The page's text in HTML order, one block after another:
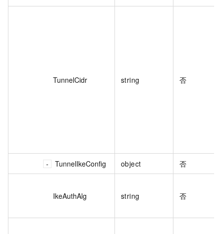
TunnelCidr string 否
TunnelIkeConfig object 否
IkeAuthAlg string 否